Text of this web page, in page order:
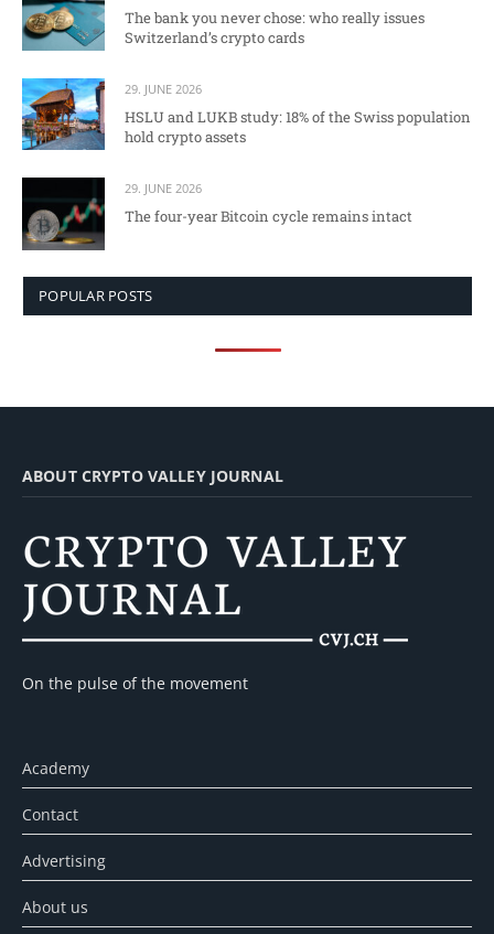
The bank you never chose: who really issues
Switzerland’s crypto cards
29. JUNE 2026
HSLU and LUKB study: 18% of the Swiss population
hold crypto assets
29. JUNE 2026
The four-year Bitcoin cycle remains intact
POPULAR POSTS
ABOUT CRYPTO VALLEY JOURNAL
On the pulse of the movement
Academy
Contact
Advertising
About us